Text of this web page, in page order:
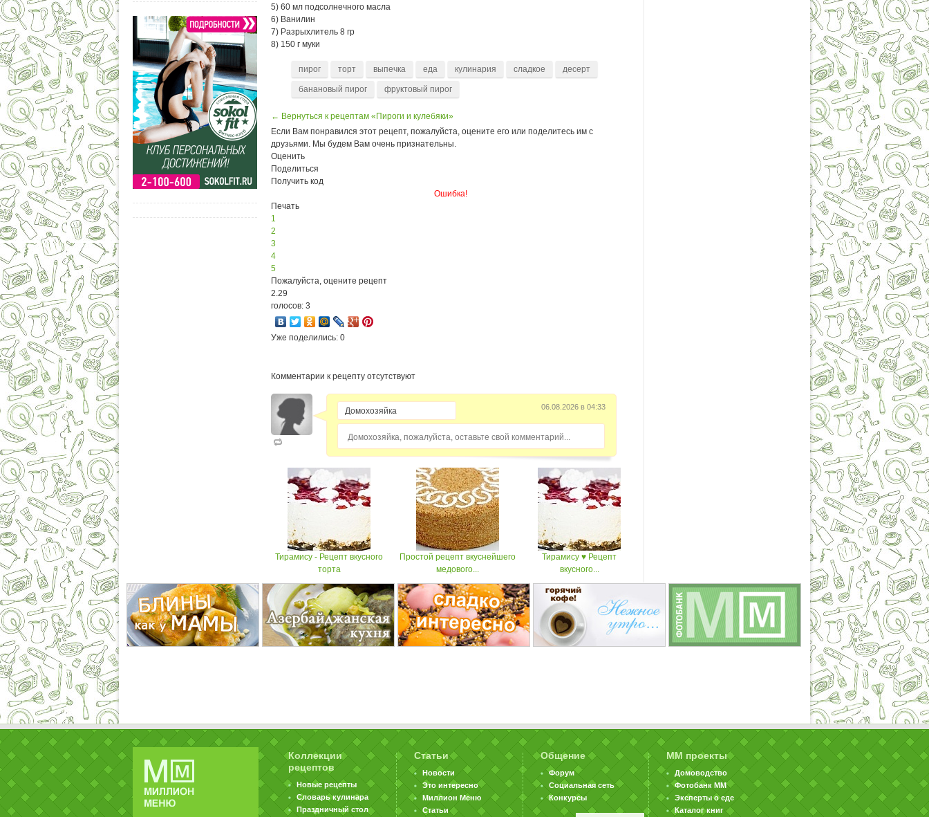
5) 60 мл подсолнечного масла
6) Ванилин
7) Разрыхлитель 8 гр
8) 150 г муки
пирог торт выпечка еда кулинария сладкое десерт
банановый пирог фруктовый пирог
← Вернуться к рецептам «Пироги и кулебяки»
Если Вам понравился этот рецепт, пожалуйста, оцените его или поделитесь им с
друзьями. Мы будем Вам очень признательны.
Оценить
Поделиться
Получить код
Ошибка!
Печать
1
2
3
4
5
Пожалуйста, оцените рецепт
2.29
голосов: 3
Уже поделились: 0
Комментарии к рецепту отсутствуют
06.08.2026 в 04:33
Домохозяйка, пожалуйста, оставьте свой комментарий...
Тирамису - Рецепт вкусного
торта
Простой рецепт вкуснейшего
медового...
Тирамису ♥ Рецепт
вкусного...
Коллекции
рецептов
Новые рецепты
Словарь кулинара
Праздничный стол
Статьи
Новости
Это интересно
Миллион Меню
Статьи
Общение
Форум
Социальная сеть
Конкурсы
ММ проекты
Домоводство
Фотобанк ММ
Эксперты о еде
Каталог книг